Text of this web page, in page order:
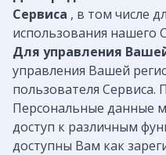
Сервиса , в том числе
использования нашего
Для управления
управления Вашей
пользователя
Персональные данные
доступ к различным
доступны Вам как